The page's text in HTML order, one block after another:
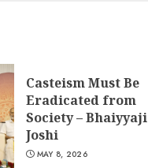
Casteism Must Be
Eradicated from
Society – Bhaiyyaji
Joshi
MAY 8, 2026